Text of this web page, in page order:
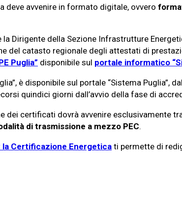
deve avvenire in formato digitale, ovvero
la Dirigente della Sezione Infrastrutture
del catasto regionale degli attestati di
Puglia” disponibile sul portale informatico
è disponibile sul portale “Sistema Puglia”,
quindici giorni dall’avvio della fase di
dei certificati dovrà avvenire esclusivamente
di trasmissione a mezzo PEC.
la Certificazione Energetica ti permette di